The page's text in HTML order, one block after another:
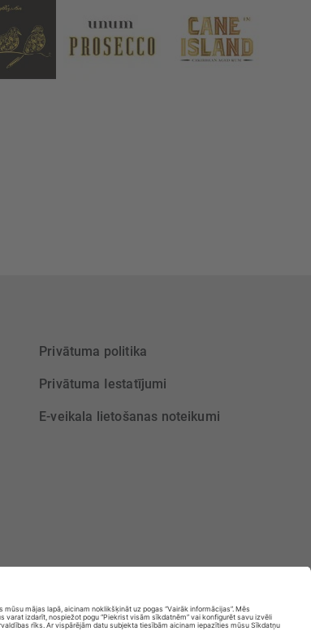
Privātuma politika
Privātuma Iestatījumi
E-veikala lietošanas noteikumi